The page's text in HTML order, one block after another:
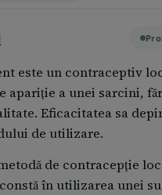
este un contraceptiv
apariţie a unei sarcini,
Eficacitatea sa
de utilizare.
de contracepţie
în utilizarea unei